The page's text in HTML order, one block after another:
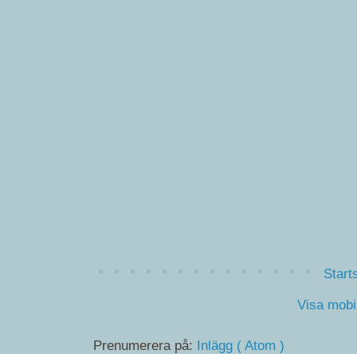
Visa
Prenumerera på: Inlägg ( Atom )